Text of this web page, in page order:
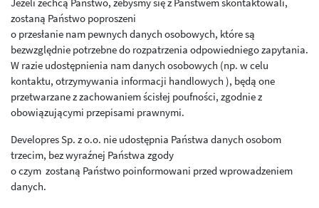
zostaną Państwo poproszeni
o przesłanie nam pewnych danych osobowych, które są
bezwzględnie potrzebne do rozpatrzenia odpowiedniego zapytania.
W razie udostępnienia nam danych osobowych (np. w celu
kontaktu, otrzymywania informacji handlowych ), będą one
przetwarzane z zachowaniem ścisłej poufności, zgodnie z
obowiązującymi przepisami prawnymi.
Developres Sp. z o.o. nie udostępnia Państwa danych osobom
trzecim, bez wyraźnej Państwa zgody
o czym zostaną Państwo poinformowani przed wprowadzeniem
danych.